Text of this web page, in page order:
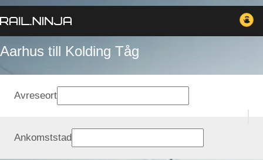
Aarhus till Kolding Tåg
Avreseort
Ankomststad